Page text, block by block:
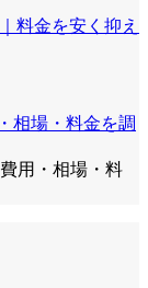
料金を安く抑え
用・相場・料